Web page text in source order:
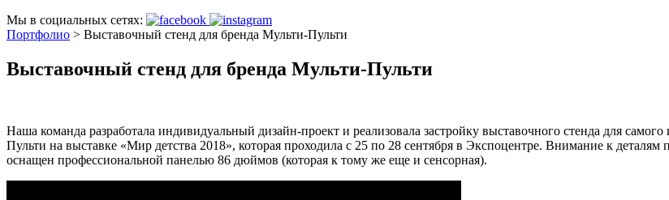
Мы в социальных сетях:
Портфолио > Выставочный стенд для бренда Мульти-Пульти
Выставочный стенд для бренда Мульти-Пульти
Наша команда разработала индивидуальный дизайн-проект и реализовала застройку выставочного стенда для
Пульти на выставке «Мир детства 2018», которая проходила с 25 по 28 сентября в Экспоцентре. Внимание к
оснащен профессиональной панелью 86 дюймов (которая к тому же еще и сенсорная).